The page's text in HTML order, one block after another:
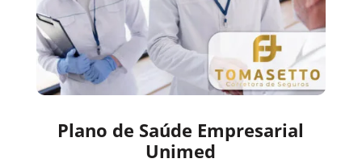
Plano de Saúde Empresarial
Unimed